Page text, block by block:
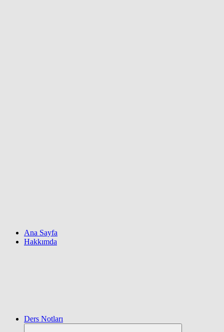
Ana Sayfa
Hakkımda
Ders Notları